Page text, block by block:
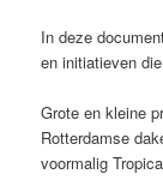
In deze
en initiatieven
Grote en kleine
Rotterdamse
voormalig